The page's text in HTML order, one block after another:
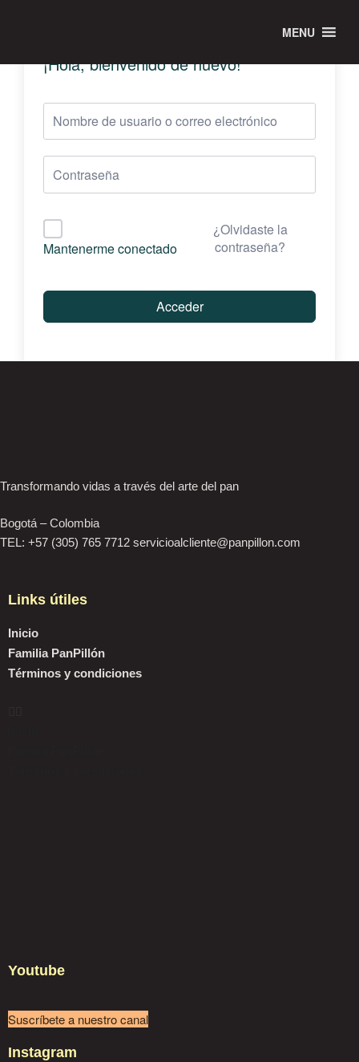
MENU
¡Hola, bienvenido de nuevo!
Mantenerme conectado
¿Olvidaste la
contraseña?
Acceder
Transformando vidas a través del arte del pan
Bogotá – Colombia
TEL: +57 (305) 765 7712 servicioalcliente@panpillon.com
Links útiles
Inicio
Familia PanPillón
Términos y condiciones
Youtube
Suscríbete a nuestro canal
Instagram